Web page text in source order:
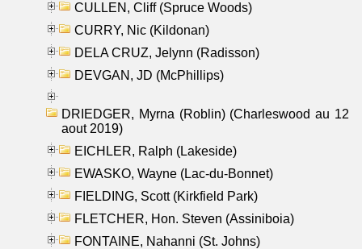
CULLEN, Cliff (Spruce Woods)
CURRY, Nic (Kildonan)
DELA CRUZ, Jelynn (Radisson)
DEVGAN, JD (McPhillips)
DRIEDGER, Myrna (Roblin) (Charleswood au 12
aout 2019)
EICHLER, Ralph (Lakeside)
EWASKO, Wayne (Lac-du-Bonnet)
FIELDING, Scott (Kirkfield Park)
FLETCHER, Hon. Steven (Assiniboia)
FONTAINE, Nahanni (St. Johns)